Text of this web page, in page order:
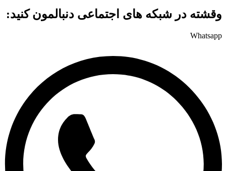
وقشته در شبکه های اجتماعی دنبالمون کنید:
Whatsapp